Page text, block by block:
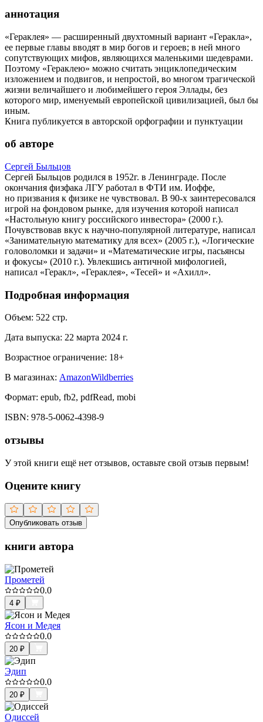
аннотация
«Гераклея» — расширенный двухтомный вариант «Геракла»,
ее первые главы вводят в мир богов и героев; в ней много
сопутствующих мифов, являющихся маленькими шедеврами.
Поэтому «Гераклею» можно считать энциклопедическим
изложением и подвигов, и непростой, во многом трагической
жизни величайшего и любимейшего героя Эллады, без
которого мир, именуемый европейской цивилизацией, был бы
иным.
Книга публикуется в авторской орфографии и пунктуации
об авторе
Сергей Быльцов
Сергей Быльцов родился в 1952г. в Ленинграде. После
окончания физфака ЛГУ работал в ФТИ им. Иоффе,
но призвания к физике не чувствовал. В 90-х заинтересовался
игрой на фондовом рынке, для изучения которой написал
«Настольную книгу российского инвестора» (2000 г.).
Почувствовав вкус к научно-популярной литературе, написал
«Занимательную математику для всех» (2005 г.), «Логические
головоломки и задачи» и «Математические игры, пасьянсы
и фокусы» (2010 г.). Увлекшись античной мифологией,
написал «Геракл», «Гераклея», «Тесей» и «Ахилл».
Подробная информация
Объем: 522 стр.
Дата выпуска: 22 марта 2024 г.
Возрастное ограничение: 18+
В магазинах: AmazonWildberries
Формат: epub, fb2, pdfRead, mobi
ISBN: 978-5-0062-4398-9
отзывы
У этой книги ещё нет отзывов, оставьте свой отзыв первым!
Оцените книгу
Опубликовать отзыв
книги автора
Прометей
0.0
4 ₽
Ясон и Медея
0.0
20 ₽
Эдип
0.0
20 ₽
Одиссей